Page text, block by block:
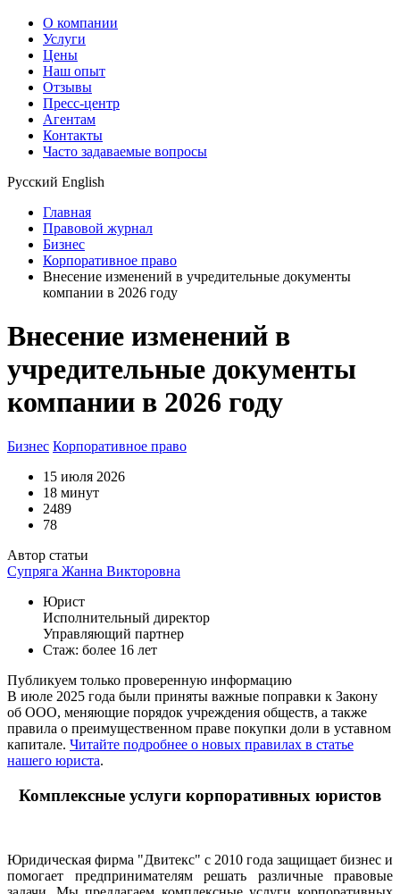
О компании
Услуги
Цены
Наш опыт
Отзывы
Пресс-центр
Агентам
Контакты
Часто задаваемые вопросы
Русский English
Главная
Правовой журнал
Бизнес
Корпоративное право
Внесение изменений в учредительные документы
компании в 2026 году
Внесение изменений в
учредительные документы
компании в 2026 году
Бизнес Корпоративное право
15 июля 2026
18 минут
2489
78
Автор статьи
Супряга Жанна Викторовна
Юрист
Исполнительный директор
Управляющий партнер
Стаж: более 16 лет
Публикуем только проверенную информацию
В июле 2025 года были приняты важные поправки к Закону
об ООО, меняющие порядок учреждения обществ, а также
правила о преимущественном праве покупки доли в уставном
капитале. Читайте подробнее о новых правилах в статье
нашего юриста.
Комплексные услуги корпоративных юристов
Юридическая фирма "Двитекс" с 2010 года защищает бизнес и
помогает предпринимателям решать различные правовые